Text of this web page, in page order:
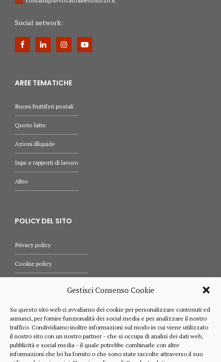
Gestisci Consenso Cookie
Su questo sito web ci avvaliamo dei cookie per personalizzare contenuti ed
annunci, per fornire funzionalità dei social media e per analizzare il nostro
traffico. Condividiamo inoltre informazioni sul modo in cui viene utilizzato
il nostro sito con un nostro partner - che si occupa di analisi dei dati web,
pubblicità e social media - il quale potrebbe combinarle con altre
informazioni che lei ha fornito o che sono state raccolte attraverso il suo
Social network:
AREE TEMATICHE
Buoni fruttiferi postali
Quote latte
Azioni illiquide
Inps e rapporti di lavoro
Altro
POLICY DEL SITO
Privacy policy
Cookie policy
Comunicazioni
RIFERIMENTI